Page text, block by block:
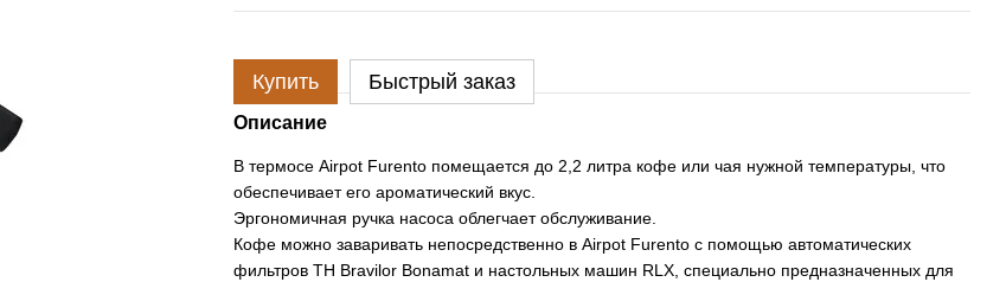
Купить Быстрый заказ
Описание
В термосе Airpot Furento помещается до 2,2 литра кофе или чая нужной температуры, что
обеспечивает его ароматический вкус.
Эргономичная ручка насоса облегчает обслуживание.
Кофе можно заваривать непосредственно в Airpot Furento с помощью автоматических
фильтров TH Bravilor Bonamat и настольных машин RLX, специально предназначенных для